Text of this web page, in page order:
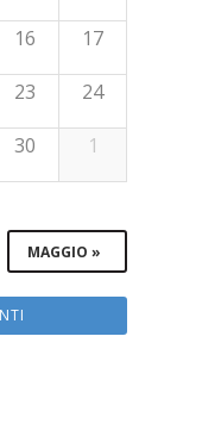
16 17
23 24
30 1
MAGGIO »